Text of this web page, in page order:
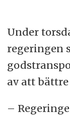
Under
regeringen
av att
–